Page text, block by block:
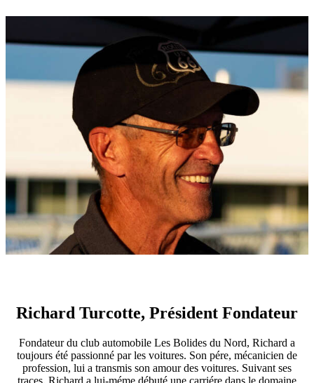
Richard Turcotte, Président Fondateur
Fondateur du club automobile Les Bolides du Nord, Richard a
toujours été passionné par les voitures. Son pére, mécanicien de
profession, lui a transmis son amour des voitures. Suivant ses